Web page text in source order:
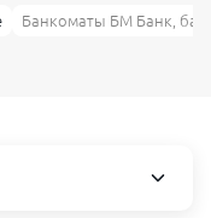
Банкоматы БМ Банк,